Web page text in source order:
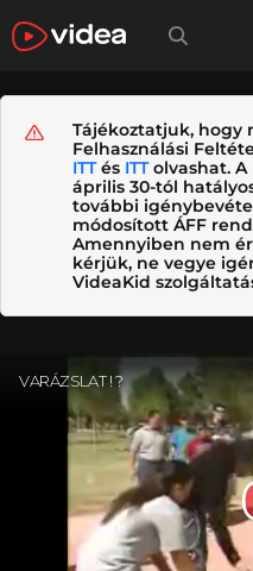
Tájékoztatjuk, hogy
Felhasználási
ITTés ITTolvashat. A
április 30-tól
további
módosított ÁFF
Amennyiben nem
kérjük, ne vegye
VideaKid